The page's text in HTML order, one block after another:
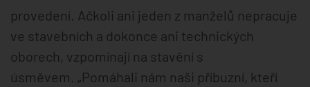
provedení. Ačkoli ani jeden z manželů nepracuje
ve stavebních a dokonce ani technických
oborech, vzpomínají na stavění s
úsměvem. „Pomáhali nám naši příbuzní, kteří